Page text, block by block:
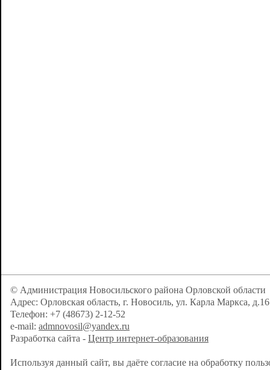
© Администрация Новосильского района Орловской области
Адрес: Орловская область, г. Новосиль, ул. Карла Маркса, д.16
Телефон: +7 (48673) 2-12-52
e-mail: admnovosil@yandex.ru
Разработка сайта - Центр интернет-образования
Используя данный сайт, вы даёте согласие на обработку